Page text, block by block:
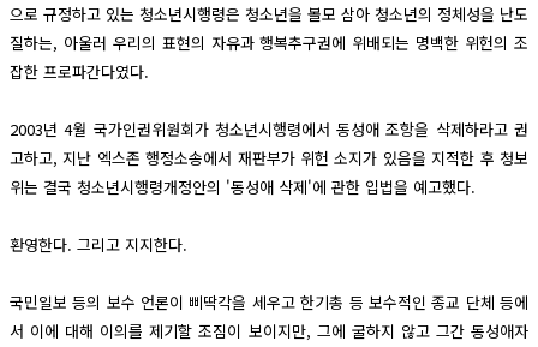
으로 규정하고 있는 청소년시행령은 청소년을 볼모 삼아 청소년의 정체성을 난도
질하는, 아울러 우리의 표현의 자유과 행복추구권에 위배되는 명백한 위헌의 조
잡한 프로파간다였다.
2003년 4월 국가인권위원회가 청소년시행령에서 동성애 조항을 삭제하라고 권
고하고, 지난 엑스존 행정소송에서 재판부가 위헌 소지가 있음을 지적한 후 청보
위는 결국 청소년시행령개정안의 '동성애 삭제'에 관한 입법을 예고했다.
환영한다. 그리고 지지한다.
국민일보 등의 보수 언론이 삐딱각을 세우고 한기총 등 보수적인 종교 단체 등에
서 이에 대해 이의를 제기할 조짐이 보이지만, 그에 굴하지 않고 그간 동성애자